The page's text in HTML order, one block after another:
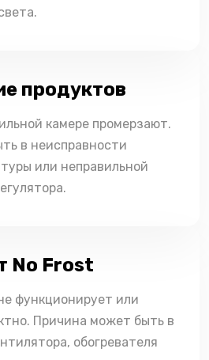
продуктов
камере промерзают.
в неисправности
или неправильной
No Frost
функционирует или
Причина может быть в
обогревателя